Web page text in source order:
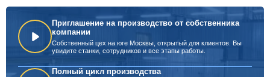
Приглашение на производство от собственника
компании
Собственный цех на юге Москвы, открытый для клиентов. Вы
увидите станки, сотрудников и все этапы работы.
Полный цикл производства